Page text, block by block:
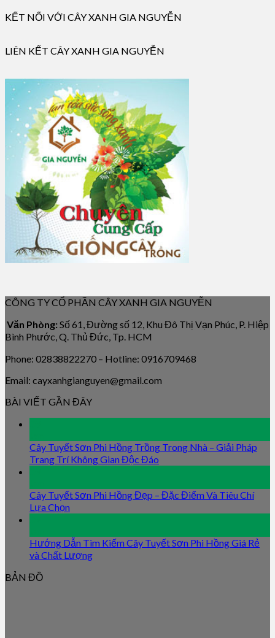
KẾT NỐI VỚI CÂY XANH GIA NGUYỄN
LIÊN KẾT CÂY XANH GIA NGUYỄN
CÔNG TY CỔ PHẦN CÂY XANH GIA NGUYỄN
Văn Phòng: Số 61, Đường số 12, Khu Đô Thị Vạn Phúc, P. Hiệp
Bình Phước, Q. Thủ Đức, Tp. HCM
Phone: 02838822270 – Hotline: 0916709468
Email: cayxanhgianguyen@gmail.com
BÀI VIẾT GẦN ĐÂY
Cây Tuyết Sơn Phi Hồng Trồng Trong Nhà – Giải Pháp
Trang Trí Không Gian Độc Đáo
Cây Tuyết Sơn Phi Hồng Đẹp – Đặc Điểm Và Tiêu Chí
Lựa Chọn
Hướng Dẫn Tìm Kiếm Cây Tuyết Sơn Phi Hồng Giá Rẻ
và Chất Lượng
BẢN ĐỒ